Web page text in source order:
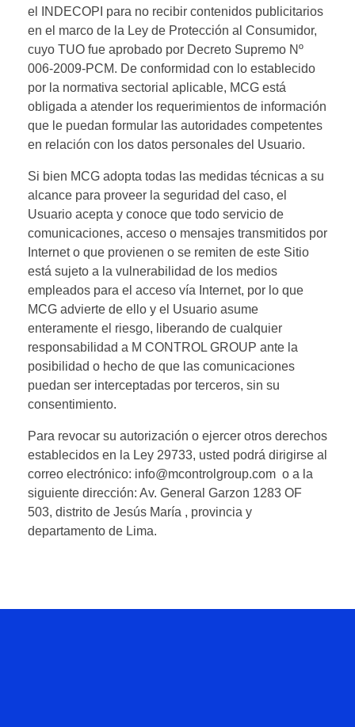
el INDECOPI para no recibir contenidos publicitarios
en el marco de la Ley de Protección al Consumidor,
cuyo TUO fue aprobado por Decreto Supremo Nº
006-2009-PCM. De conformidad con lo establecido
por la normativa sectorial aplicable, MCG está
obligada a atender los requerimientos de información
que le puedan formular las autoridades competentes
en relación con los datos personales del Usuario.
Si bien MCG adopta todas las medidas técnicas a su
alcance para proveer la seguridad del caso, el
Usuario acepta y conoce que todo servicio de
comunicaciones, acceso o mensajes transmitidos por
Internet o que provienen o se remiten de este Sitio
está sujeto a la vulnerabilidad de los medios
empleados para el acceso vía Internet, por lo que
MCG advierte de ello y el Usuario asume
enteramente el riesgo, liberando de cualquier
responsabilidad a M CONTROL GROUP ante la
posibilidad o hecho de que las comunicaciones
puedan ser interceptadas por terceros, sin su
consentimiento.
Para revocar su autorización o ejercer otros derechos
establecidos en la Ley 29733, usted podrá dirigirse al
correo electrónico: info@mcontrolgroup.com o a la
siguiente dirección: Av. General Garzon 1283 OF
503, distrito de Jesús María , provincia y
departamento de Lima.